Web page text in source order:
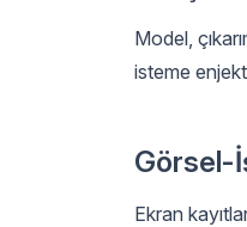
Model,
isteme
Görsel-
Ekran